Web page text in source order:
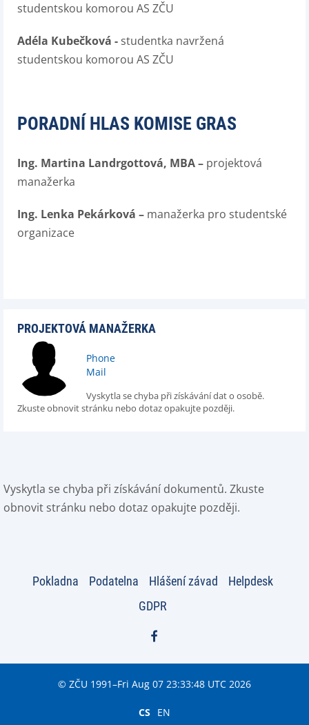
studentskou komorou AS ZČU
Adéla Kubečková - studentka navržená
studentskou komorou AS ZČU
PORADNÍ HLAS KOMISE GRAS
Ing. Martina Landrgottová, MBA – projektová
manažerka
Ing. Lenka Pekárková – manažerka pro studentské
organizace
PROJEKTOVÁ MANAŽERKA
Phone
Mail
Vyskytla se chyba při získávání dat o osobě.
Zkuste obnovit stránku nebo dotaz opakujte později.
Vyskytla se chyba při získávání dokumentů. Zkuste
obnovit stránku nebo dotaz opakujte později.
Pokladna Podatelna Hlášení závad
Helpdesk
GDPR
© ZČU 1991–Fri Aug 07 23:33:48 UTC 2026
CS EN